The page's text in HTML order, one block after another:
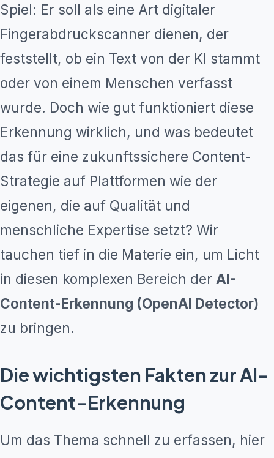
Spiel: Er soll als eine Art digitaler
Fingerabdruckscanner dienen, der
feststellt, ob ein Text von der KI stammt
oder von einem Menschen verfasst
wurde. Doch wie gut funktioniert diese
Erkennung wirklich, und was bedeutet
das für eine zukunftssichere Content-
Strategie auf Plattformen wie der
eigenen, die auf Qualität und
menschliche Expertise setzt? Wir
tauchen tief in die Materie ein, um Licht
in diesen komplexen Bereich der AI-
Content-Erkennung (OpenAI Detector)
zu bringen.
Die wichtigsten Fakten zur AI-
Content-Erkennung
Um das Thema schnell zu erfassen, hier